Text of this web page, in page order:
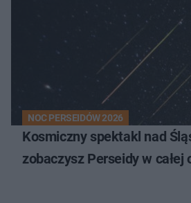
NOC PERSEIDÓW 2026
Kosmiczny spektakl nad
zobaczysz Perseidy w całej